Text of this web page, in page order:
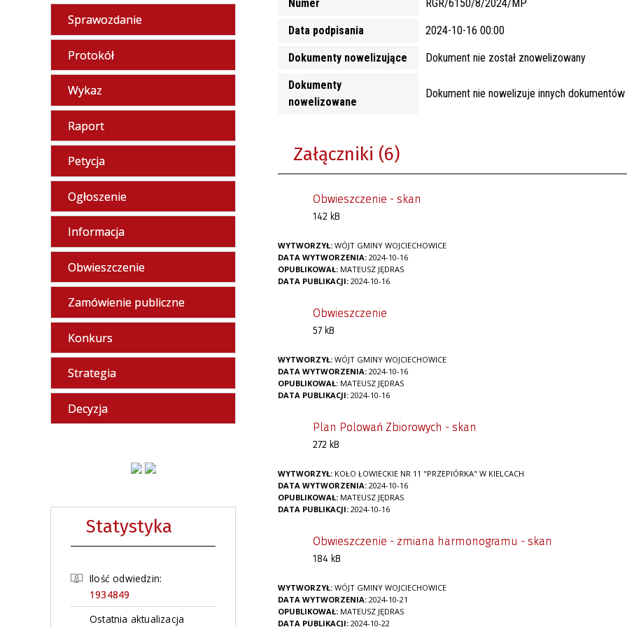
Sprawozdanie
Protokół
Wykaz
Raport
Petycja
Ogłoszenie
Informacja
Obwieszczenie
Zamówienie publiczne
Konkurs
Strategia
Decyzja
Statystyka
Ilość odwiedzin:
1934849
Ostatnia aktualizacja
Numer RGR/6150/8/2024/MP
Data podpisania 2024-10-16 00:00
Dokumenty nowelizujące Dokument nie został znowelizowany
Dokumenty
nowelizowane
Dokument nie nowelizuje innych dokumentów
Załączniki (6)
Obwieszczenie - skan
142 kB
WYTWORZYŁ: WÓJT GMINY WOJCIECHOWICE
DATA WYTWORZENIA: 2024-10-16
OPUBLIKOWAŁ: MATEUSZ JĘDRAS
DATA PUBLIKACJI: 2024-10-16
Obwieszczenie
57 kB
WYTWORZYŁ: WÓJT GMINY WOJCIECHOWICE
DATA WYTWORZENIA: 2024-10-16
OPUBLIKOWAŁ: MATEUSZ JĘDRAS
DATA PUBLIKACJI: 2024-10-16
Plan Polowań Zbiorowych - skan
272 kB
WYTWORZYŁ: KOŁO ŁOWIECKIE NR 11 "PRZEPIÓRKA" W KIELCACH
DATA WYTWORZENIA: 2024-10-16
OPUBLIKOWAŁ: MATEUSZ JĘDRAS
DATA PUBLIKACJI: 2024-10-16
Obwieszczenie - zmiana harmonogramu - skan
184 kB
WYTWORZYŁ: WÓJT GMINY WOJCIECHOWICE
DATA WYTWORZENIA: 2024-10-21
OPUBLIKOWAŁ: MATEUSZ JĘDRAS
DATA PUBLIKACJI: 2024-10-22